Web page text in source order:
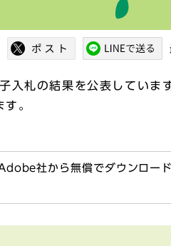
入札の結果を公表していま
。
社から無償でダウンロー